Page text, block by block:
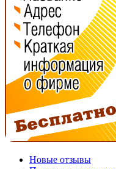
Новые отзывы